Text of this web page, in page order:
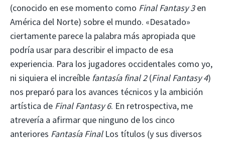
(conocido en ese momento como Final Fantasy 3en
América del Norte) sobre el mundo. «Desatado»
ciertamente parece la palabra más apropiada que
podría usar para describir el impacto de esa
experiencia. Para los jugadores occidentales como yo,
ni siquiera el increíble fantasía final 2(Final Fantasy 4)
nos preparó para los avances técnicos y la ambición
artística de Final Fantasy 6. En retrospectiva, me
atrevería a afirmar que ninguno de los cinco
anteriores Fantasía FinalLos títulos (y sus diversos